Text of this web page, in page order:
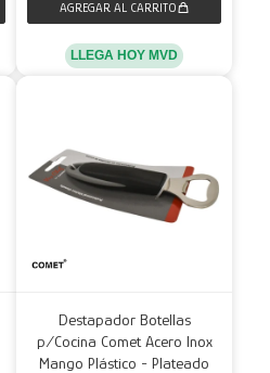
LLEGA HOY MVD
Destapador Botellas
p/Cocina Comet Acero Inox
Mango Plástico - Plateado